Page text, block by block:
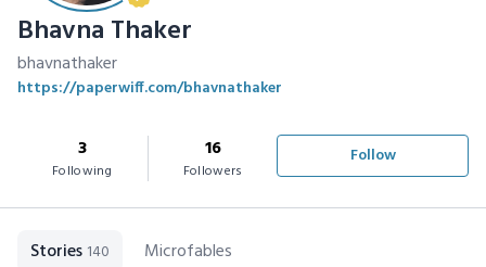
Bhavna Thaker
bhavnathaker
https://paperwiff.com/bhavnathaker
3
Following
16
Followers
Follow
Stories 140 Microfables